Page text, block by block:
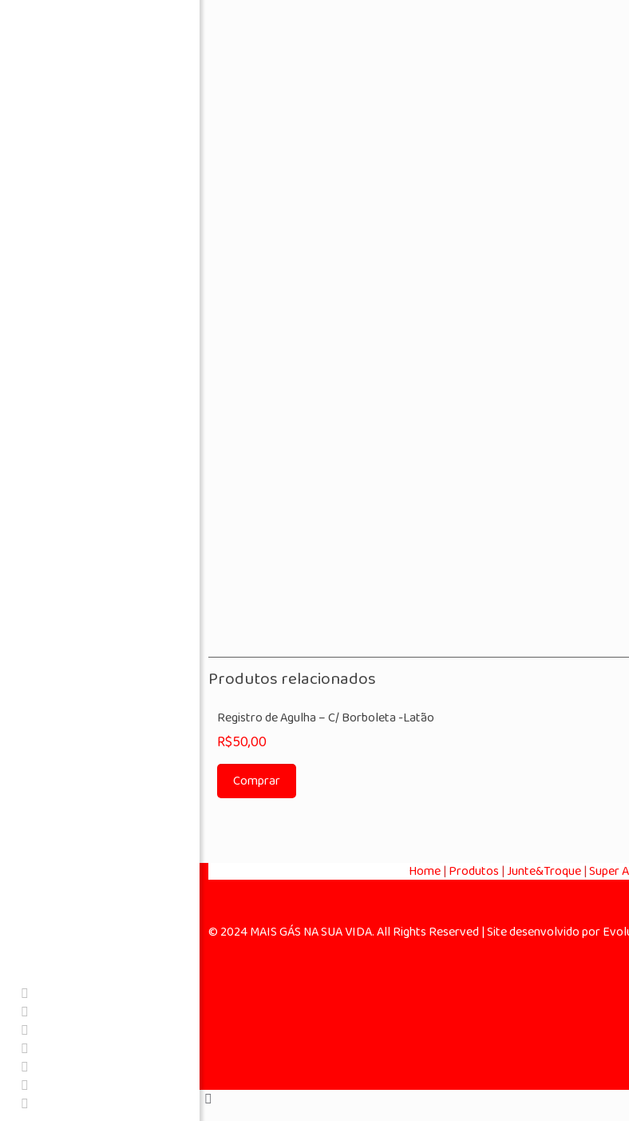
Produtos relacionados
Registro de Agulha – C/ Borboleta -Latão
R$50,00
Comprar
Home|Produtos|Junte&Troque|Super
© 2024 MAIS GÁS NA SUA VIDA. All Rights Reserved | Site desenvolvido por